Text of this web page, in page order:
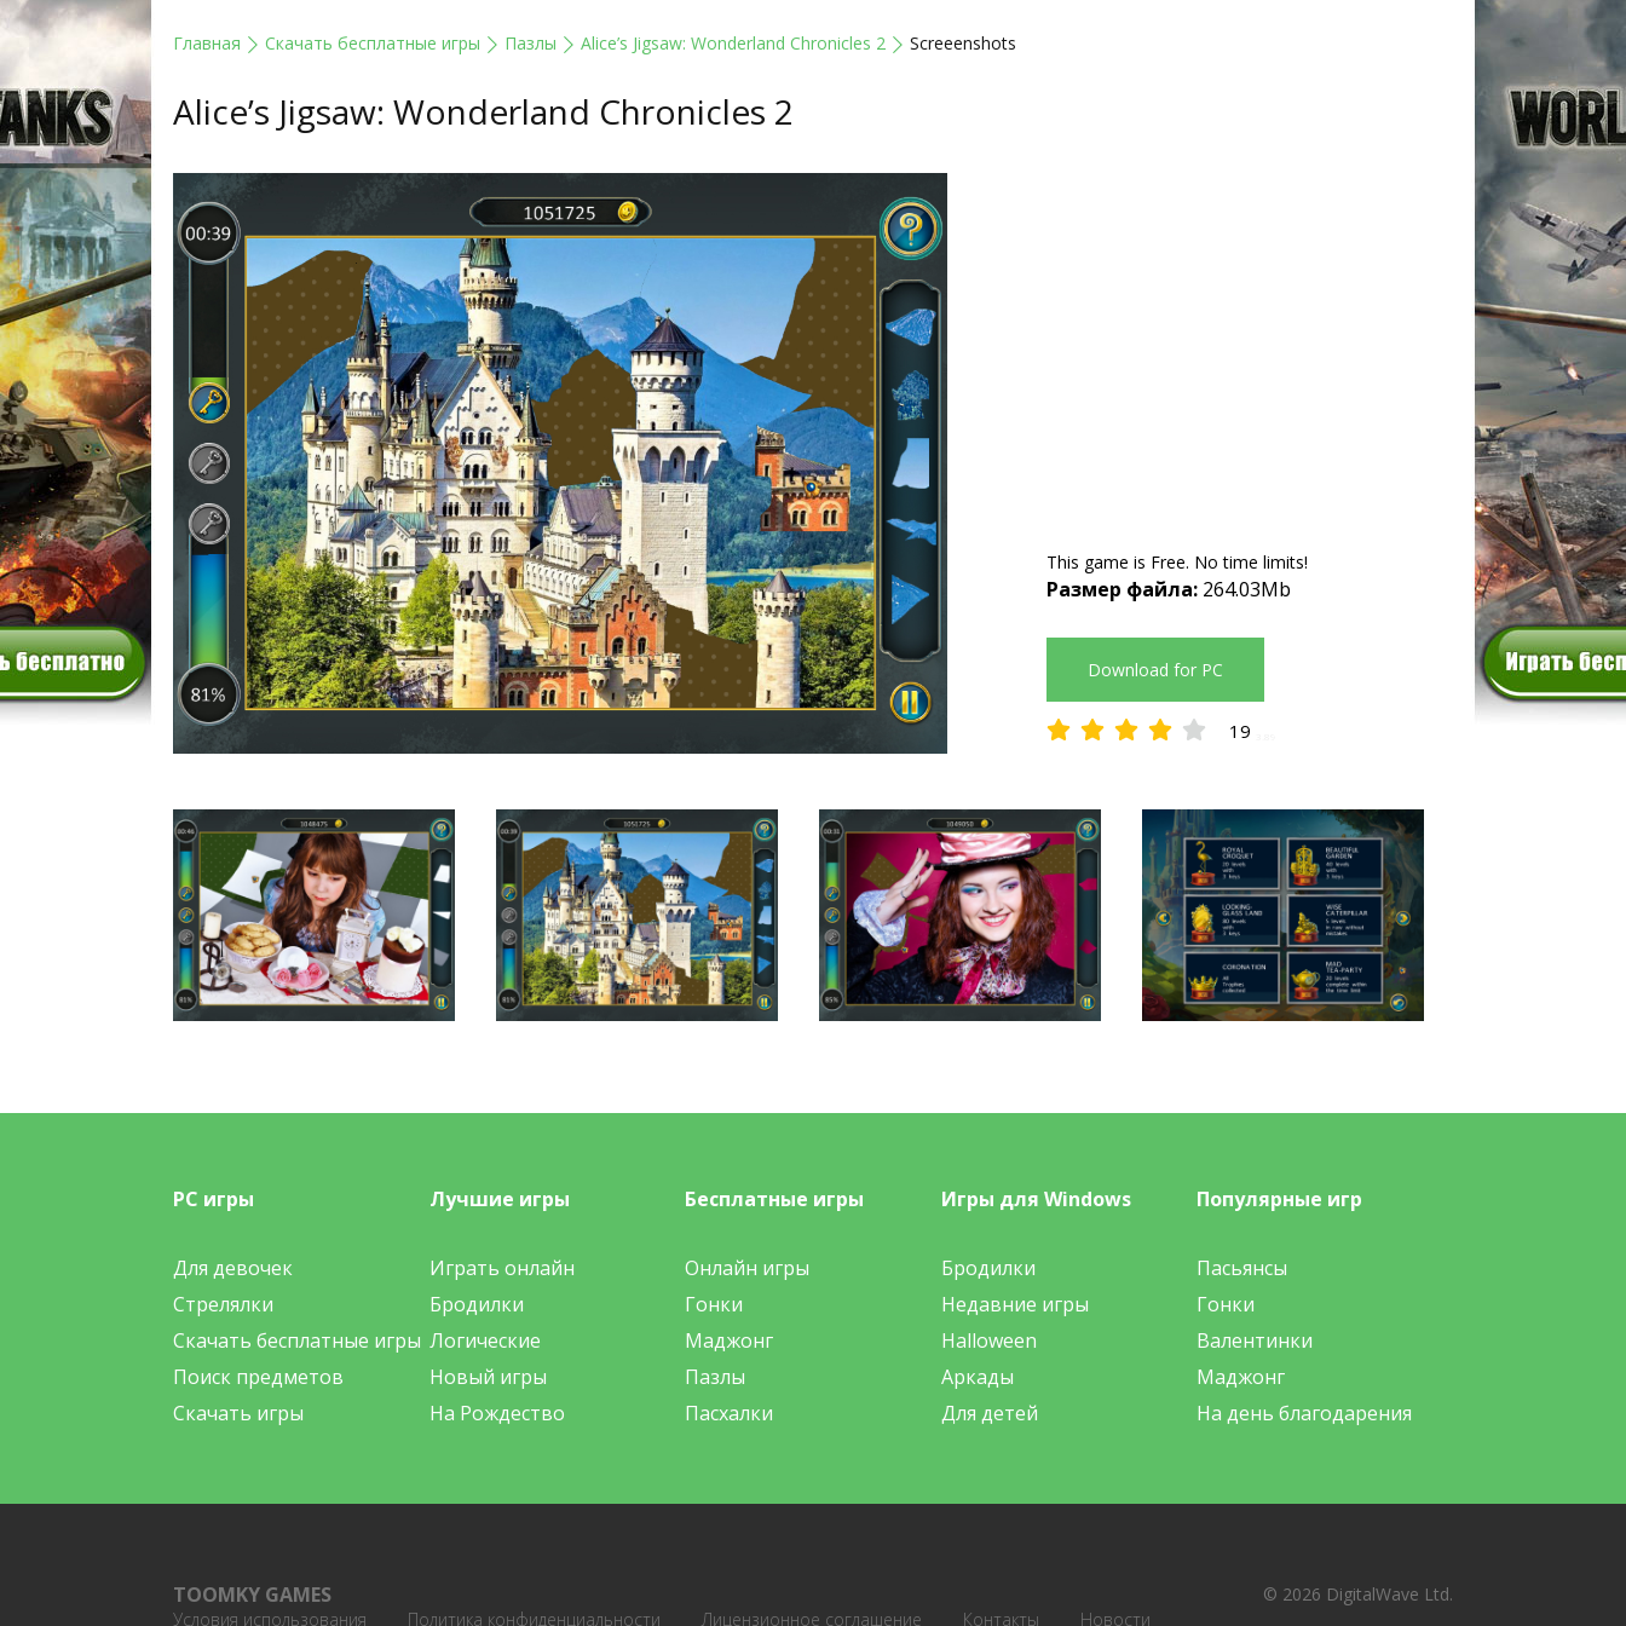
Главная Скачать бесплатные игры Пазлы Alice’s Jigsaw: Wonderland Chronicles 2 Screeenshots
Alice’s Jigsaw: Wonderland Chronicles 2
This game is Free. No time limits!
Размер файла: 264.03Mb
Download for PC
19
PC игры
Для девочек
Стрелялки
Скачать бесплатные игры
Поиск предметов
Скачать игры
Лучшие игры
Играть онлайн
Бродилки
Логические
Новый игры
На Рождество
Бесплатные игры
Онлайн игры
Гонки
Маджонг
Пазлы
Пасхалки
Игры для Windows
Бродилки
Недавние игры
Halloween
Аркады
Для детей
Популярные игр
Пасьянсы
Гонки
Валентинки
Маджонг
На день благодарения
TOOMKY GAMES
© 2026 DigitalWave Ltd.
Условия использования
Политика конфиденциальности Лицензионное соглашение Контакты Новости